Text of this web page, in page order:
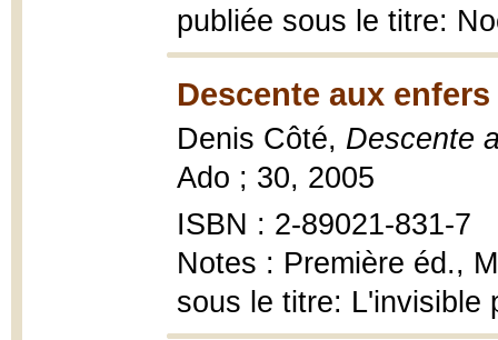
publiée sous le titre:
Descente aux enfers
Denis Côté, Descente
Ado ; 30, 2005
ISBN : 2-89021-831-7
Notes : Première éd.,
sous le titre: L'invisible